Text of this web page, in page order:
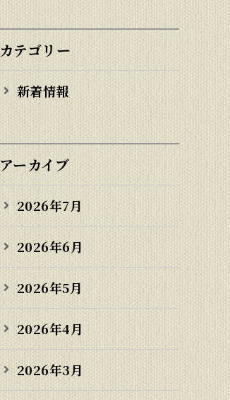
カテゴリー
新着情報
アーカイブ
2026年7月
2026年6月
2026年5月
2026年4月
2026年3月